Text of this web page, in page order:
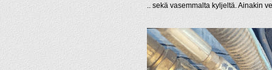
.. sekä vasemmalta kyljeltä. Ainakin